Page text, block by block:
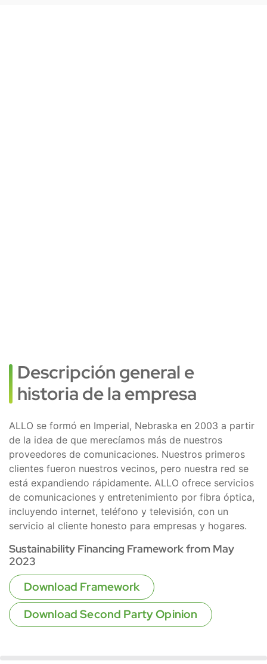
Descripción general e
historia de la empresa
ALLO se formó en Imperial, Nebraska en 2003 a partir
de la idea de que merecíamos más de nuestros
proveedores de comunicaciones. Nuestros primeros
clientes fueron nuestros vecinos, pero nuestra red se
está expandiendo rápidamente. ALLO ofrece servicios
de comunicaciones y entretenimiento por fibra óptica,
incluyendo internet, teléfono y televisión, con un
servicio al cliente honesto para empresas y hogares.
Sustainability Financing Framework from May
2023
Download Framework
Download Second Party Opinion